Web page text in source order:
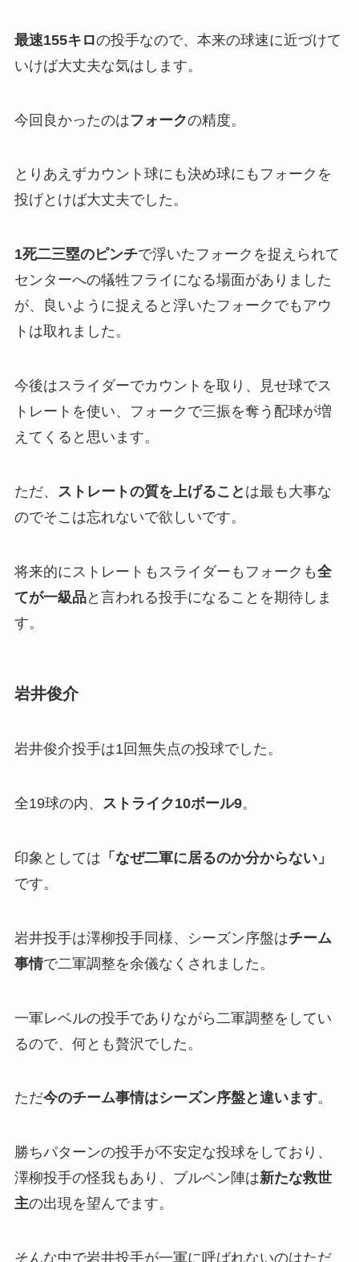
最速155キロの投手なので、本来の球速に近づけて
いけば大丈夫な気はします。
今回良かったのはフォークの精度。
とりあえずカウント球にも決め球にもフォークを
投げとけば大丈夫でした。
1死二三塁のピンチで浮いたフォークを捉えられて
センターへの犠牲フライになる場面がありました
が、良いように捉えると浮いたフォークでもアウ
トは取れました。
今後はスライダーでカウントを取り、見せ球でス
トレートを使い、フォークで三振を奪う配球が増
えてくると思います。
ただ、 ストレートの質を上げること は最も大事な
のでそこは忘れないで欲しいです。
将来的にストレートもスライダーもフォークも全
てが一級品と言われる投手になることを期待しま
す。
岩井俊介
岩井俊介投手は1回無失点の投球でした。
全19球の内、 ストライク10ボール9。
印象としては 「 なぜ二軍に居るのか分からない」
です。
岩井投手は澤柳投手同様、シーズン序盤はチーム
事情で二軍調整を余儀なくされました。
一軍レベルの投手でありながら二軍調整をしてい
るので、何とも贅沢でした。
ただ今のチーム事情はシーズン序盤と違います。
勝ちパターンの投手が不安定な投球をしており、
澤柳投手の怪我もあり、ブルペン陣は新たな救世
主の出現を望んでます。
そんな中で岩井投手が一軍に呼ばれないのはただ